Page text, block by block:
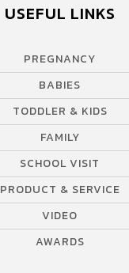
USEFUL LINKS
PREGNANCY
BABIES
TODDLER & KIDS
FAMILY
SCHOOL VISIT
PRODUCT & SERVICE
VIDEO
AWARDS